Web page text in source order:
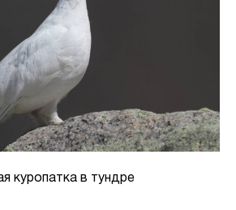
куропатка в тундре